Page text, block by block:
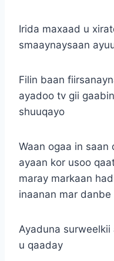
Irida maxaad u
smaaynaysaan
Filin baan
ayadoo tv gii
shuuqayo
Waan ogaa in saan
ayaan kor usoo
maray markaan
inaanan mar danbe
Ayaduna
u qaaday